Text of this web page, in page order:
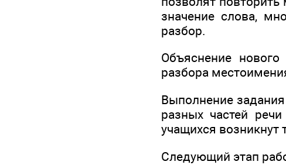
значение слова,
разбор.
Объяснение
разбора
Выполнение
разных частей
учащихся возникнут
Следующий этап